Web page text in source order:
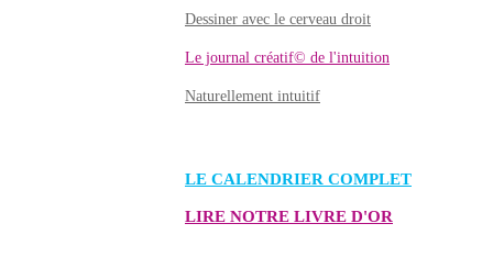
Dessiner avec le cerveau droit
Le journal créatif© de l'intuition
Naturellement intuitif
LE CALENDRIER COMPLET
LIRE NOTRE LIVRE D'OR